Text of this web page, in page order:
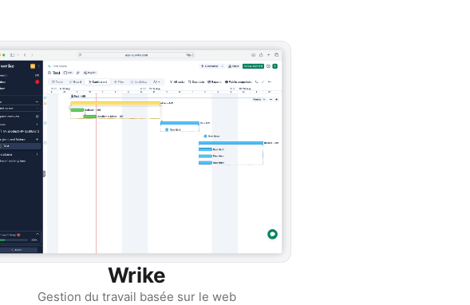
Wrike
Gestion du travail basée sur le web